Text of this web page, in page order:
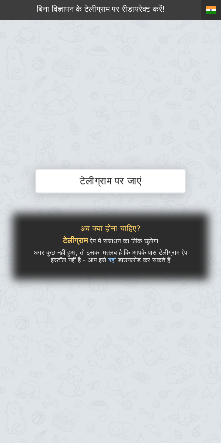
बिना विज्ञापन के टेलीग्राम पर रीडायरेक्ट करें!
टेलीग्राम पर जाएं
अब क्या होना चाहिए?
टेलीग्रामऐप में संसाधन का लिंक खुलेगा
अगर कुछ नहीं हुआ, तो इसका मतलब है कि आपके पास टेलीग्राम ऐप
इंस्टॉल नहीं है - आप इसेयहांडाउनलोड कर सकते हैं